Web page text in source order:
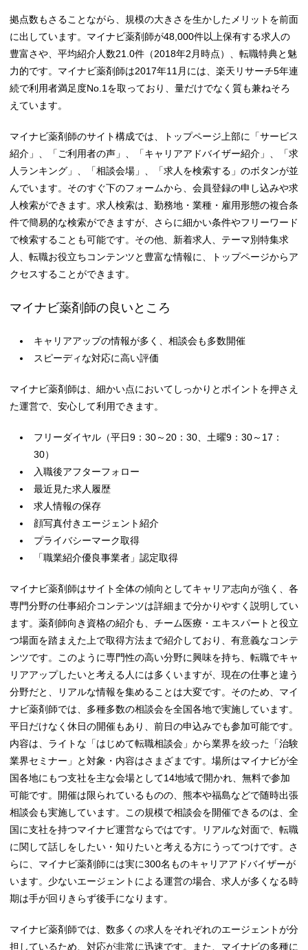
拠点数もさることながら、規模の大きさを生かしたメリットを前面
に出しています。マイナビ薬剤師が48,000件以上保有する求人の
豊富さや、平均紹介人数21.0件（2018年2月時点）、転職特典と魅
力的です。マイナビ薬剤師は2017年11月には、楽天リサーチ5年連
続で利用者満足度No.1を取っており、量だけでなく質も兼ねそろ
えています。
マイナビ薬剤師のサイト構成では、トップページ上部に「サービス
紹介」、「ご利用者の声」、「キャリアアドバイザー紹介」、「求
人ランキング」、「相談会場」、「求人を検索する」のボタンが並
んでいます。そのすぐ下のフォームから、会員登録の申し込みや求
人検索ができます。求人検索は、勤務地・業種・雇用形態の複合条
件で簡易的な検索ができますが、さらに細かい条件やフリーワード
で検索することも可能です。その他、新着求人、テーマ別特集求
人、転職お役立ちコンテンツと豊富な情報に、トップページからア
クセスすることができます。
マイナビ薬剤師の良いところ
キャリアアップの情報が多く、相談会も多数開催
スピーディな対応に高い評価
マイナビ薬剤師は、細かい点においてしっかりとポイントを押さえ
た運営で、安心して利用できます。
フリーダイヤル（平日9：30～20：30、土曜9：30～17：
30）
入職後アフターフォロー
最近見た求人履歴
求人情報の保存
顔写真付きエージェント紹介
プライバシーマーク取得
「職業紹介優良事業者」認定取得
マイナビ薬剤師はサイト全体の傾向としてキャリア志向が強く、各
専門分野の仕事紹介コンテンツは詳細まで分かりやすく説明してい
ます。薬剤師向き資格の紹介も、チーム医療・エキスパートと役立
つ場面を踏まえた上で取得方法まで紹介しており、有意義なコンテ
ンツです。このように専門性の高い分野に興味を持ち、転職でキャ
リアアップしたいと考える人には多くいますが、現在の仕事と違う
分野だと、リアルな情報を集めることは大変です。そのため、マイ
ナビ薬剤師では、多種多数の相談会を全国各地で実施しています。
平日だけなく休日の開催もあり、前日の申込みでも参加可能です。
内容は、ライトな「はじめて転職相談会」から業界を絞った「治験
業界セミナー」と対象・内容はさまざまです。場所はマイナビが全
国各地にもつ支社を主な会場として14地域で開かれ、無料で参加
可能です。開催は限られているものの、熊本や福島などで随時出張
相談会も実施しています。この規模で相談会を開催できるのは、全
国に支社を持つマイナビ運営ならではです。リアルな対面で、転職
に関して話しをしたい・知りたいと考える方にうってつけです。さ
らに、マイナビ薬剤師には実に300名ものキャリアアドバイザーが
います。少ないエージェントによる運営の場合、求人が多くなる時
期は手が回りきらず後手になります。
マイナビ薬剤師では、数多くの求人をそれぞれのエージェントが分
担しているため、対応が非常に迅速です。また、マイナビの多種に